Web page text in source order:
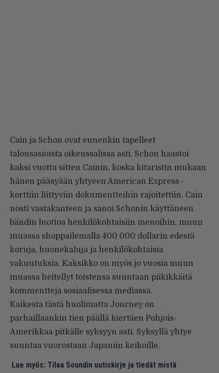
Cain ja Schon ovat ennenkin tapelleet
talousasioista oikeussalissa asti. Schon haastoi
kaksi vuotta sitten Cainin, koska kitaristin mukaan
hänen pääsyään yhtyeen American Express -
korttiin liittyviin dokumentteihin rajoitettiin. Cain
nosti vastakanteen ja sanoi Schonin käyttäneen
bändin luottoa henkilökohtaisiin menoihin, muun
muassa shoppailemalla 400 000 dollarin edestä
koruja, huonekaluja ja henkilökohtaisia
vakuutuksia. Kaksikko on myös jo vuosia muun
muassa heitellyt toistensa suuntaan piikikkäitä
kommentteja sosiaalisessa mediassa.
Kaikesta tästä huolimatta Journey on
parhaillaankin tien päällä kiertäen Pohjois-
Amerikkaa pitkälle syksyyn asti. Syksyllä yhtye
suuntaa vuorostaan Japaniin keikoille.
Lue myös: Tilaa Soundin uutiskirje ja tiedät mistä